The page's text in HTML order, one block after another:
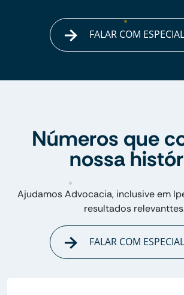
FALAR COM
Números que
nossa
Ajudamos Advocacia, inclusive em
resultados
FALAR COM